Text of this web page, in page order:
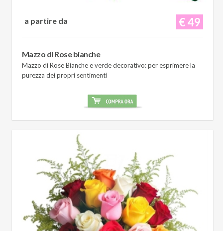
€ 49
a partire da
Mazzo di Rose bianche
Mazzo di Rose Bianche e verde decorativo: per esprimere la
purezza dei propri sentimenti